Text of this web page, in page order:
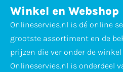
Winkel en Webshop
Onlineservies.nl is dé online
grootste assortiment en de
prijzen die ver onder de
Onlineservies.nl is onderdeel